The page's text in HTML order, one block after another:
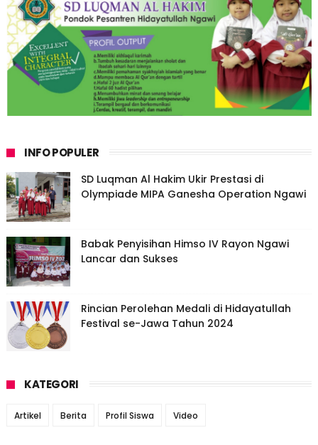
INFO POPULER
SD Luqman Al Hakim Ukir Prestasi di
Olympiade MIPA Ganesha Operation Ngawi
Babak Penyisihan Himso IV Rayon Ngawi
Lancar dan Sukses
Rincian Perolehan Medali di Hidayatullah
Festival se-Jawa Tahun 2024
KATEGORI
Artikel Berita Profil Siswa Video